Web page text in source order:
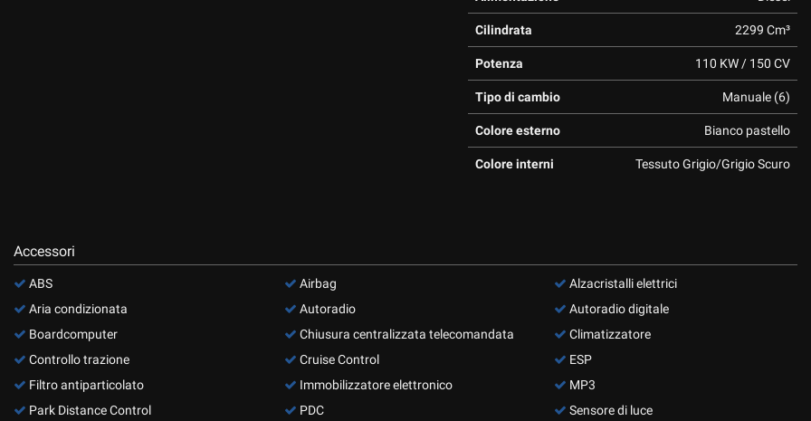
Cilindrata 2299 Cm³
Potenza 110 KW / 150 CV
Tipo di cambio Manuale (6)
Colore esterno Bianco pastello
Colore interni Tessuto Grigio/Grigio Scuro
Accessori
ABS
Aria condizionata
Boardcomputer
Controllo trazione
Filtro antiparticolato
Park Distance Control
Airbag
Autoradio
Chiusura centralizzata telecomandata
Cruise Control
Immobilizzatore elettronico
PDC
Alzacristalli elettrici
Autoradio digitale
Climatizzatore
ESP
MP3
Sensore di luce
le
scelte
in
momento.